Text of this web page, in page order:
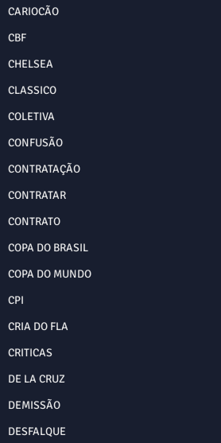
CARIOCÃO
CBF
CHELSEA
CLASSICO
COLETIVA
CONFUSÃO
CONTRATAÇÃO
CONTRATAR
CONTRATO
COPA DO BRASIL
COPA DO MUNDO
CPI
CRIA DO FLA
CRITICAS
DE LA CRUZ
DEMISSÃO
DESFALQUE